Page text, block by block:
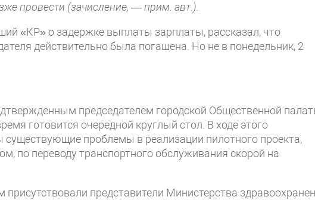
провести (зачисление, — прим. авт.).
«КР» о задержке выплаты зарплаты, рассказал, что
действительно была погашена. Но не в понедельник, 2
председателем городской Общественной
готовится очередной круглый стол. В ходе этого
существующие проблемы в реализации пилотного проекта,
по переводу транспортного обслуживания скорой на
представители Министерства